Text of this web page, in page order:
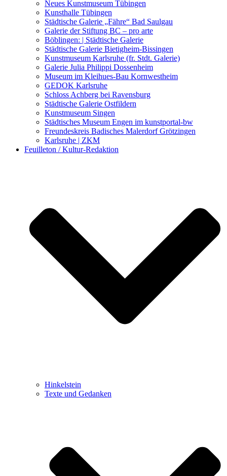
Kunstwettbewerbe, Ausschreibungen für Künstler
Neues Kunstmuseum Tübingen
Kunsthalle Tübingen
Städtische Galerie „Fähre“ Bad Saulgau
Galerie der Stiftung BC – pro arte
Böblingen: | Städtische Galerie
Städtische Galerie Bietigheim-Bissingen
Kunstmuseum Karlsruhe (fr. Stdt. Galerie)
Galerie Julia Philippi Dossenheim
Museum im Kleihues-Bau Kornwestheim
GEDOK Karlsruhe
Schloss Achberg bei Ravensburg
Städtische Galerie Ostfildern
Kunstmuseum Singen
Städtisches Museum Engen im kunstportal-bw
Freundeskreis Badisches Malerdorf Grötzingen
Karlsruhe | ZKM
Feuilleton / Kultur-Redaktion
Hinkelstein
Texte und Gedanken